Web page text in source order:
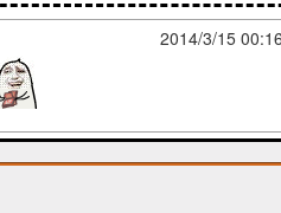
2014/3/15